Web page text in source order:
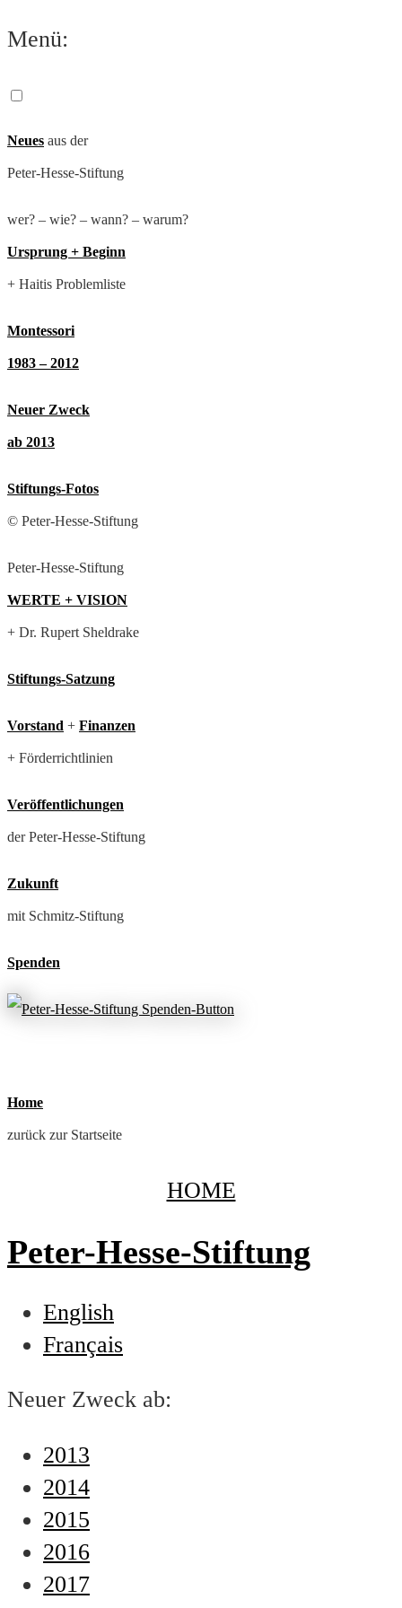
Zum
springen
Menü:
Neues aus der
Peter-Hesse-Stiftung
wer? – wie? – wann? – warum?
Ursprung + Beginn
+ Haitis Problemliste
Montessori
1983 – 2012
Neuer Zweck
ab 2013
Stiftungs-Fotos
© Peter-Hesse-Stiftung
Peter-Hesse-Stiftung
WERTE + VISION
+ Dr. Rupert Sheldrake
Stiftungs-Satzung
Vorstand + Finanzen
+ Förderrichtlinien
Veröffentlichungen
der Peter-Hesse-Stiftung
Zukunft
mit Schmitz-Stiftung
Spenden
Home
zurück zur Startseite
HOME
Peter-Hesse-Stiftung
English
Français
Neuer Zweck ab:
2013
2014
2015
2016
2017